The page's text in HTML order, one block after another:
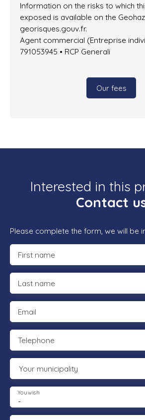
Information on the risks to which
exposed is available on the
georisques.gouv.fr.
Agent commercial (Entreprise
791053945 • RCP Generali
Our fees
Interested in this
Contact
Please complete the form, we will be
First name
Last name
Email
Telephone
Your municipality
-
You wish